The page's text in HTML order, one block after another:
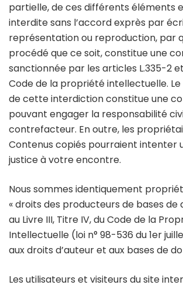
partielle, de ces différents éléments
interdite sans l’accord exprès par
représentation ou reproduction, par
procédé que ce soit, constitue une
sanctionnée par les articles L.335-2
Code de la propriété intellectuelle.
de cette interdiction constitue une
pouvant engager la responsabilité
contrefacteur. En outre, les
Contenus copiés pourraient intenter
justice à votre encontre.
Nous sommes identiquement
« droits des producteurs de bases de
au Livre III, Titre IV, du Code de la
Intellectuelle (loi n° 98-536 du 1er
aux droits d’auteur et aux bases de
Les utilisateurs et visiteurs du site